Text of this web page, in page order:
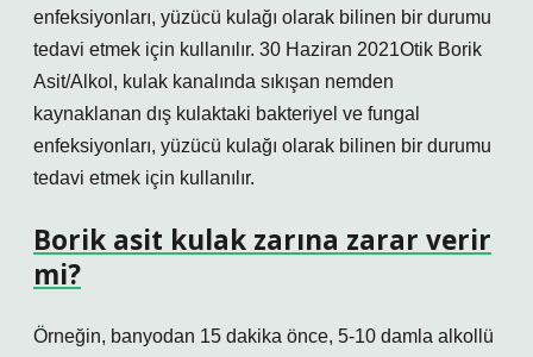
enfeksiyonları, yüzücü kulağı olarak bilinen bir durumu
tedavi etmek için kullanılır. 30 Haziran 2021Otik Borik
Asit/Alkol, kulak kanalında sıkışan nemden
kaynaklanan dış kulaktaki bakteriyel ve fungal
enfeksiyonları, yüzücü kulağı olarak bilinen bir durumu
tedavi etmek için kullanılır.
Borik asit kulak zarına zarar verir
mi?
Örneğin, banyodan 15 dakika önce, 5-10 damla alkollü